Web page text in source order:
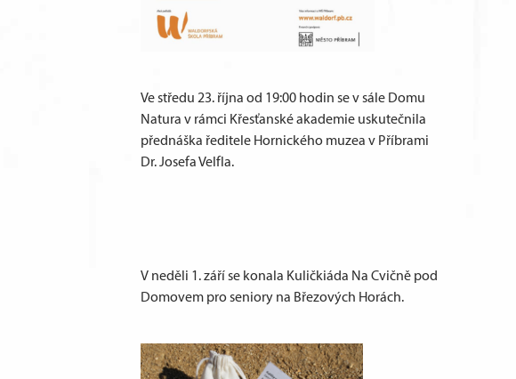
Ve středu 23. října od 19:00 hodin se v sále Domu
Natura v rámci Křesťanské akademie uskutečnila
přednáška ředitele Hornického muzea v Příbrami
Dr. Josefa Velfla.
V neděli 1. září se konala Kuličkiáda Na Cvičně pod
Domovem pro seniory na Březových Horách.